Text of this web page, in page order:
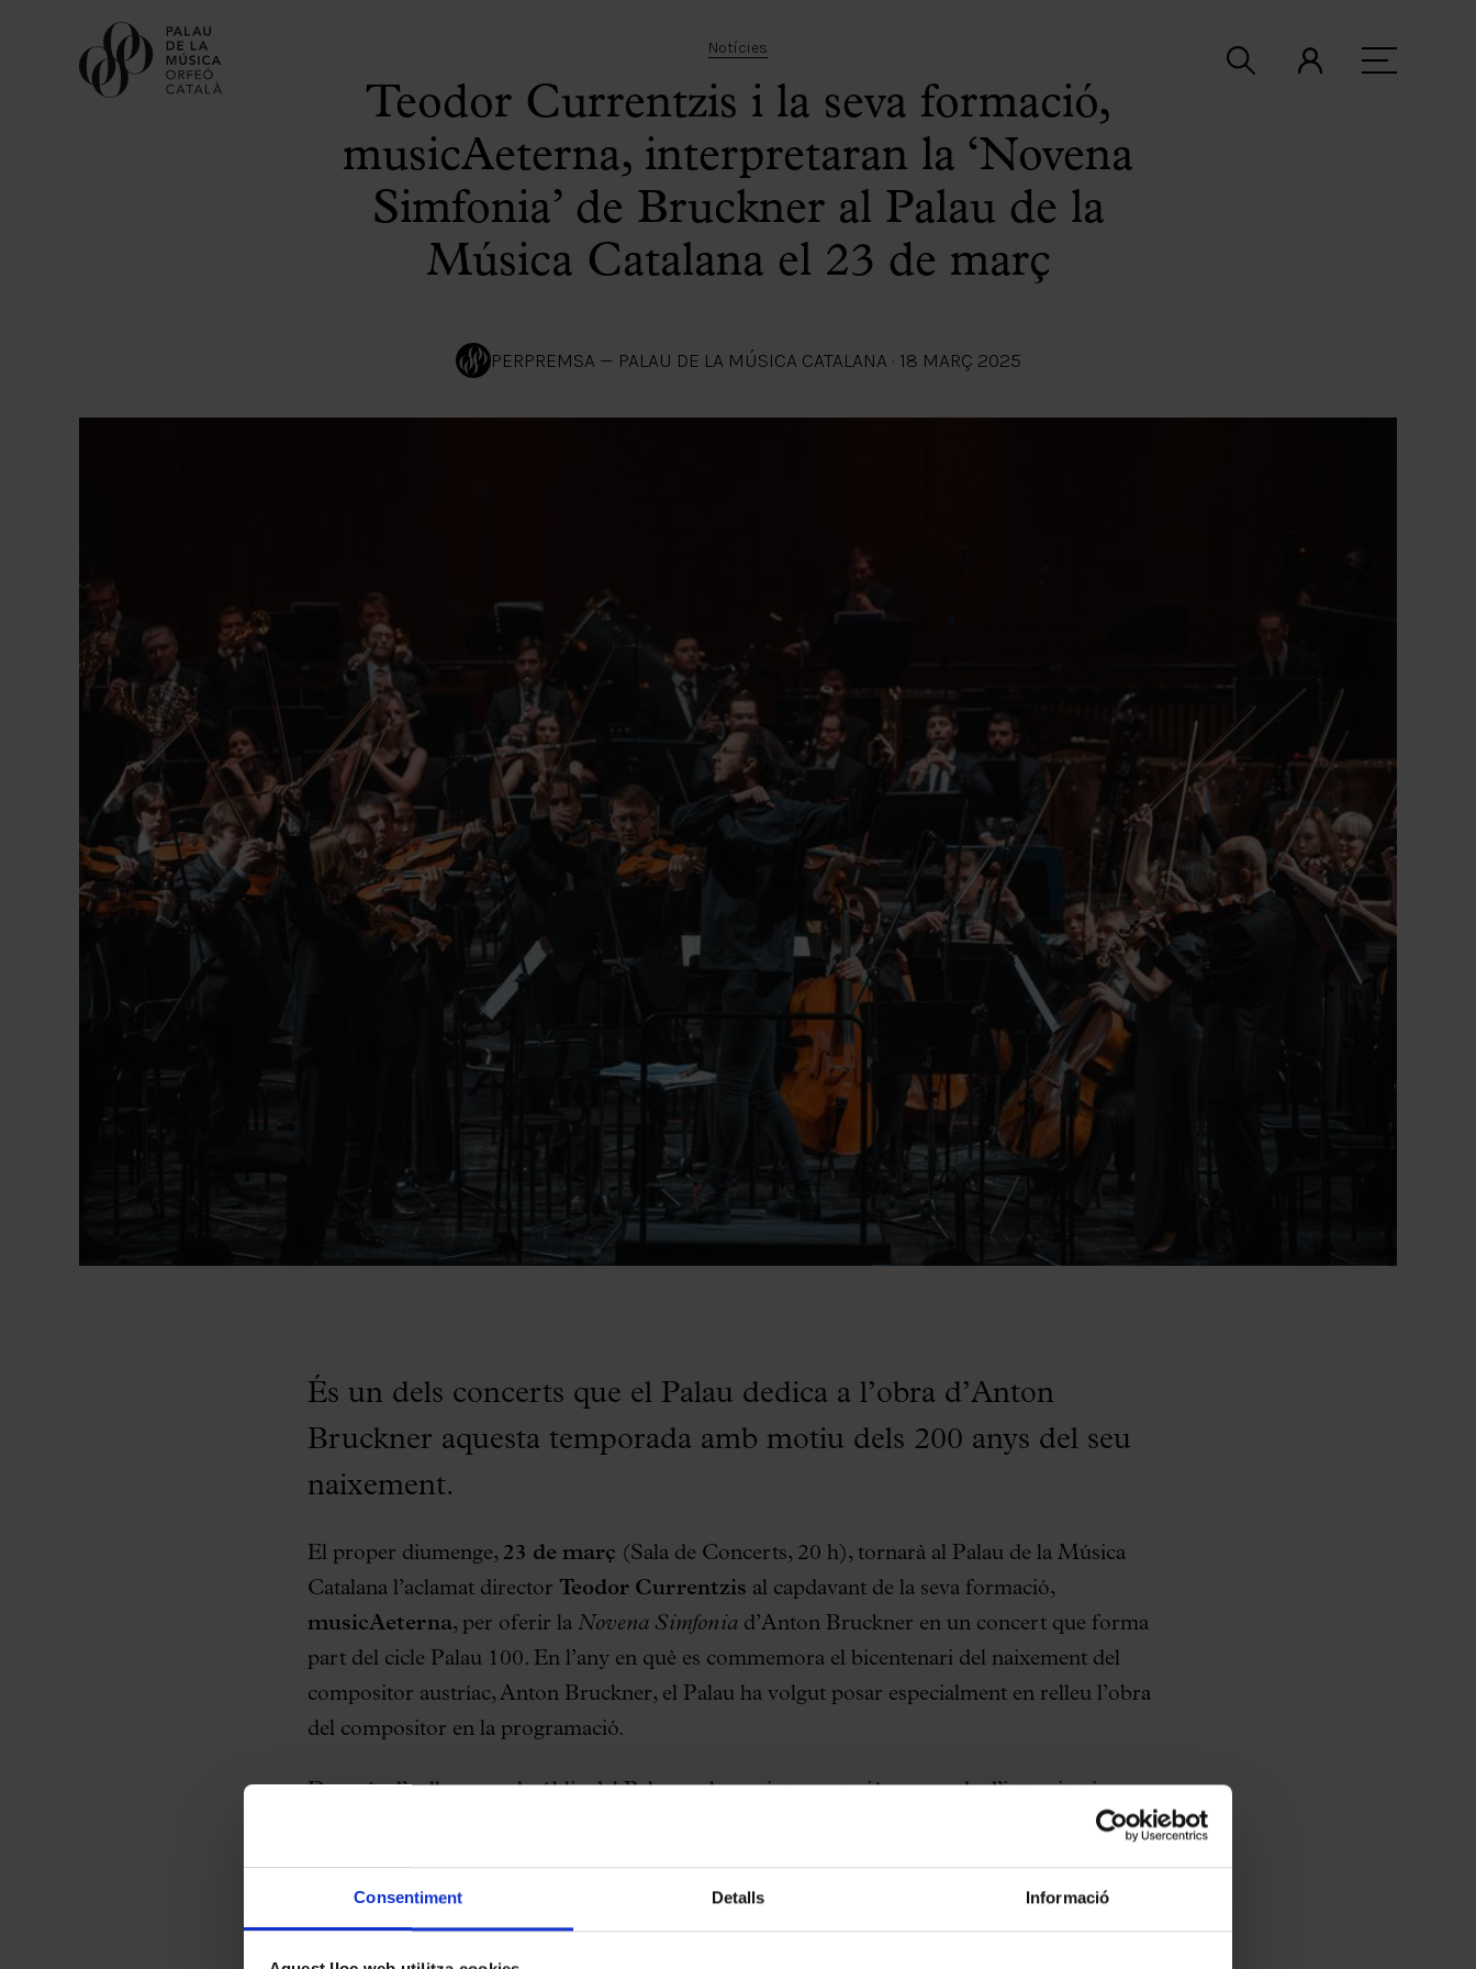
Consentiment Detalls Informació
Notícies
Teodor Currentzis i la seva formació,
musicAeterna, interpretaran la ‘Novena
Simfonia’ de Bruckner al Palau de la
Música Catalana el 23 de març
PERPREMSA — PALAU DE LA MÚSICA CATALANA · 18 MARÇ 2025
És un dels concerts que el Palau dedica a l’obra d’Anton
Bruckner aquesta temporada amb motiu dels 200 anys del seu
naixement.
El proper diumenge, 23 de març (Sala de Concerts, 20 h), tornarà al Palau de la Música
Catalana l’aclamat director Teodor Currentzis al capdavant de la seva formació,
musicAeterna, per oferir la Novena Simfonia d’Anton Bruckner en un concert que forma
part del cicle Palau 100. En l’any en què es commemora el bicentenari del naixement del
compositor austríac, Anton Bruckner, el Palau ha volgut posar especialment en relleu l’obra
del compositor en la programació.
Després d’enlluernar el públic del Palau amb una interpretació carregada d’intensitat i
“Patètica”–, torna a l’escenari modernista el director grec Teodor Currentzis amb
musicAeterna per oferir una obra monumental i inacabada com és laNovena Simfoniade